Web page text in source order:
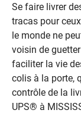
Se faire livrer
tracas pour
le monde ne
voisin de
faciliter la vie
colis à la porte,
contrôle de la
UPS® à